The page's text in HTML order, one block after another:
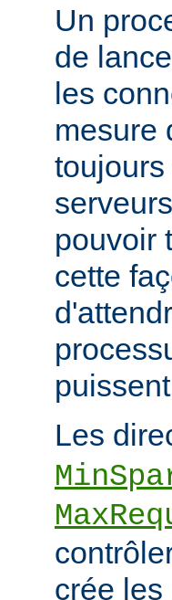
Un
de
les
mesure
pouvoir
cette
Les
crée les